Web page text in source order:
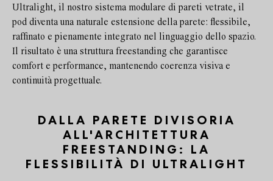
Ultralight, il nostro sistema modulare di pareti vetrate, il
pod diventa una naturale estensione della parete: flessibile,
raffinato e pienamente integrato nel linguaggio dello spazio.
Il risultato è una struttura freestanding che garantisce
comfort e performance, mantenendo coerenza visiva e
continuità progettuale.
DALLA PARETE DIVISORIA
ALL'ARCHITETTURA
FREESTANDING: LA
FLESSIBILITÀ DI ULTRALIGHT